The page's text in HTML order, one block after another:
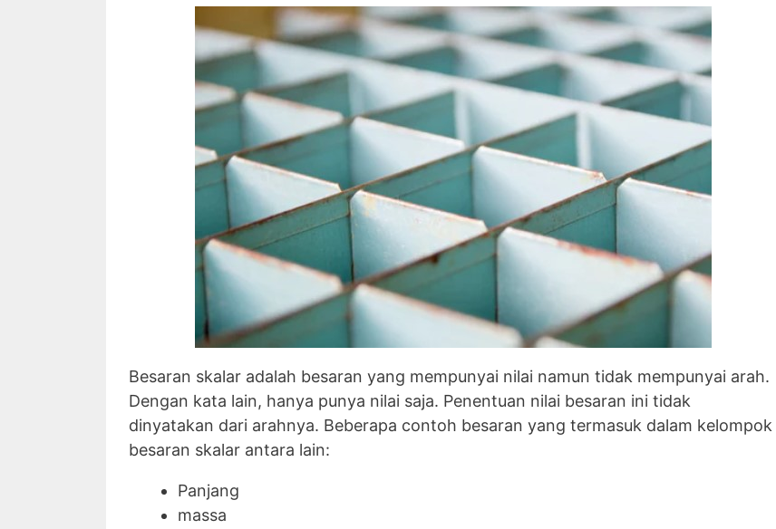
Besaran skalar adalah besaran yang mempunyai nilai namun tidak mempunyai arah.
Dengan kata lain, hanya punya nilai saja. Penentuan nilai besaran ini tidak
dinyatakan dari arahnya. Beberapa contoh besaran yang termasuk dalam kelompok
besaran skalar antara lain:
Panjang
massa